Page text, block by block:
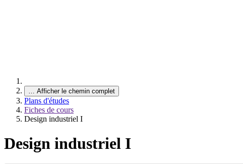
… Afficher le chemin complet
Plans d'études
Fiches de cours
Design industriel I
Design industriel I